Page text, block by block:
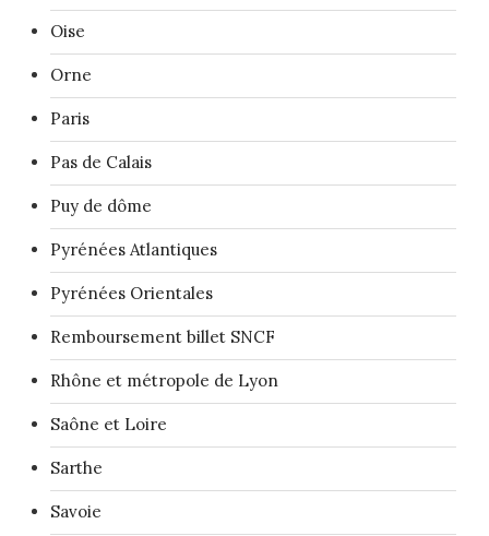
Oise
Orne
Paris
Pas de Calais
Puy de dôme
Pyrénées Atlantiques
Pyrénées Orientales
Remboursement billet SNCF
Rhône et métropole de Lyon
Saône et Loire
Sarthe
Savoie